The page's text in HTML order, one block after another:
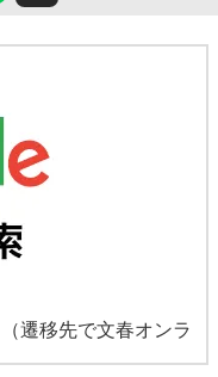
（遷移先で文春オンラ